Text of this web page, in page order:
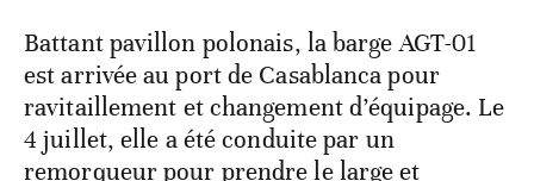
Battant pavillon polonais, la barge AGT-01
est arrivée au port de Casablanca pour
ravitaillement et changement d’équipage. Le
4 juillet, elle a été conduite par un
remorqueur pour prendre le large et